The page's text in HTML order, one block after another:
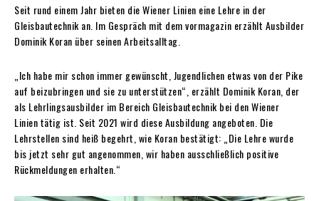
Seit rund einem Jahr bieten die Wiener Linien eine Lehre in der
Gleisbautechnik an. Im Gespräch mit dem vormagazin erzählt Ausbilder
Dominik Koran über seinen Arbeitsalltag.
„Ich habe mir schon immer gewünscht, Jugendlichen etwas von der Pike
auf beizubringen und sie zu unterstützen“, erzählt Dominik Koran, der
als Lehrlingsausbilder im Bereich Gleisbautechnik bei den Wiener
Linien tätig ist. Seit 2021 wird diese Ausbildung angeboten. Die
Lehrstellen sind heiß begehrt, wie Koran bestätigt: „Die Lehre wurde
bis jetzt sehr gut angenommen, wir haben ausschließlich positive
Rückmeldungen erhalten.“